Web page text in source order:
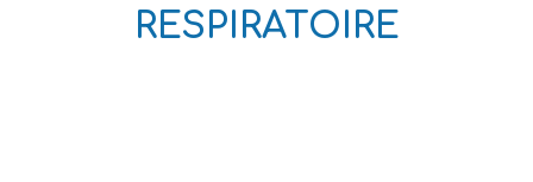
RESPIRATOIRE